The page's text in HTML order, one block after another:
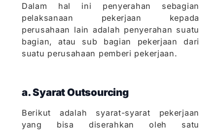
Dalam hal ini penyerahan sebagian
pelaksanaan pekerjaan kepada
perusahaan lain adalah penyerahan suatu
bagian, atau sub bagian pekerjaan dari
suatu perusahaan pemberi pekerjaan.
a. Syarat Outsourcing
Berikut adalah syarat-syarat pekerjaan
yang bisa diserahkan oleh satu